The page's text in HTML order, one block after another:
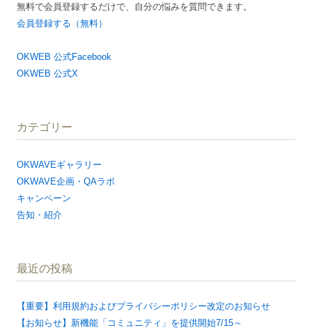
無料で会員登録するだけで、自分の悩みを質問できます。
会員登録する（無料）
OKWEB 公式Facebook
OKWEB 公式X
カテゴリー
OKWAVEギャラリー
OKWAVE企画・QAラボ
キャンペーン
告知・紹介
最近の投稿
【重要】利用規約およびプライバシーポリシー改定のお知らせ
【お知らせ】新機能「コミュニティ」を提供開始7/15～